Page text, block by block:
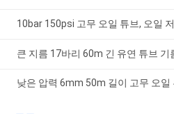
10bar 150psi 고무 오일 튜브, 오일
큰 지름 17바리 60m 긴 유연 튜브 기
낮은 압력 6mm 50m 길이 고무 오일